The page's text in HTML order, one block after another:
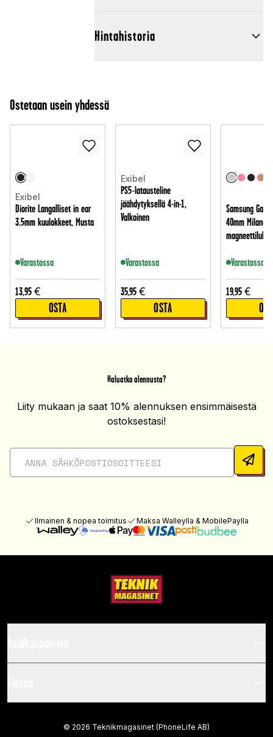
Hintahistoria
Ostetaan usein yhdessä
Exibel
Diorite Langalliset in ear
3.5mm kuulokkeet, Musta
Varastossa
13,95 €
OSTA
Exibel
PS5-latausteline
jäähdytyksellä 4-in-1,
Valkoinen
Varastossa
35,95 €
OSTA
Samsung
40mm
Varastossa
19,95 €
Haluatko alennusta?
Liity mukaan ja saat 10% alennuksen ensimmäisestä
ostoksestasi!
Ilmainen & nopea toimitus Maksa Walleylla & MobilePaylla
© 2026 Teknikmagasinet (PhoneLife AB)